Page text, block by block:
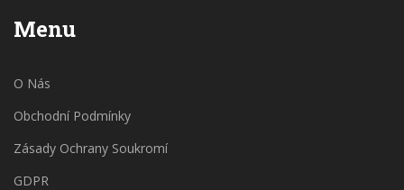
Menu
O Nás
Obchodní Podmínky
Zásady Ochrany Soukromí
GDPR